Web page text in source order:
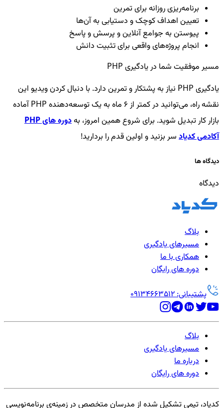
برنامه‌ریزی روزانه برای تمرین
تعیین اهداف کوچک و دستیابی به آن‌ها
پیوستن به جوامع آنلاین و پرسش و پاسخ
انجام پروژه‌های واقعی برای تثبیت دانش
مسیر موفقیت شما در یادگیری PHP
یادگیری PHP نیاز به پشتکار و تمرین دارد. با دنبال کردن ویدیو این
نقشه راه، می‌توانید در کمتر از ۶ ماه به یک توسعه‌دهنده PHP آماده
بازار کار تبدیل شوید. برای شروع همین امروز، به
دوره های PHP
آکادمی کدیاد سر بزنید و اولین قدم را بردارید!
دیدگاه ها
دیدگاه
بلاگ
مسیرهای یادگیری
همکاری با ما
دوره های رایگان
پشتیبانی: 09134663512
بلاگ
مسیرهای یادگیری
درباره ما
دوره های رایگان
کدیاد، تیمی تشکیل شده از مدرسان متخصص در زمینه‌ی برنامه‌نویسی